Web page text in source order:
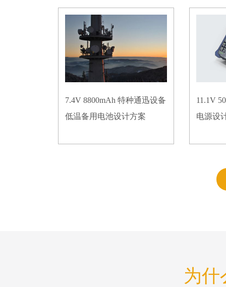
7.4V 8800mAh 特种通迅设备
低温备用电池设计方案
11.1V
电源设
为什